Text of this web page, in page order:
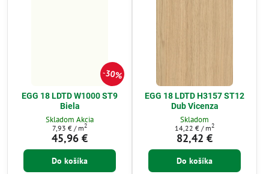
30%
EGG 18 LDTD W1000 ST9
Biela
Skladom Akcia
45,96 €
7,93 € / m2
Do košíka
EGG 18 LDTD H3157 ST12
Dub Vicenza
Skladom
82,42 €
14,22 € / m2
Do košíka